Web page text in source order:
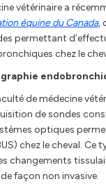
vétérinaire a
équine du Canada,
permettant
chez le
de médecine
de sondes
optiques
chez le cheval. Ce
changements
façon non invasive.